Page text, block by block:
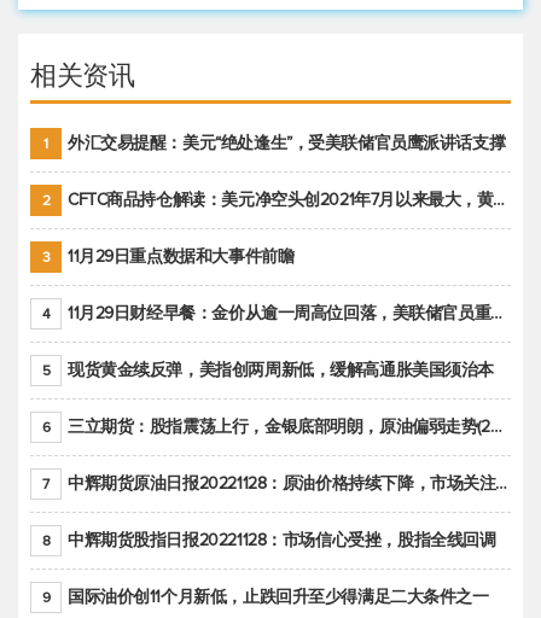
相关资讯
1 外汇交易提醒：美元“绝处逢生”，受美联储官员鹰派讲话支撑
2 CFTC商品持仓解读：美元净空头创2021年7月以来最大，黄金期货投机性净多头头寸减少
3 11月29日重点数据和大事件前瞻
4 11月29日财经早餐：金价从逾一周高位回落，美联储官员重申鹰派立场推动美元回升
5 现货黄金续反弹，美指创两周新低，缓解高通胀美国须治本
6 三立期货：股指震荡上行，金银底部明朗，原油偏弱走势(20221128收评)
7 中辉期货原油日报20221128：原油价格持续下降，市场关注OPEC+新一轮产能政策
8 中辉期货股指日报20221128：市场信心受挫，股指全线回调
9 国际油价创11个月新低，止跌回升至少得满足二大条件之一